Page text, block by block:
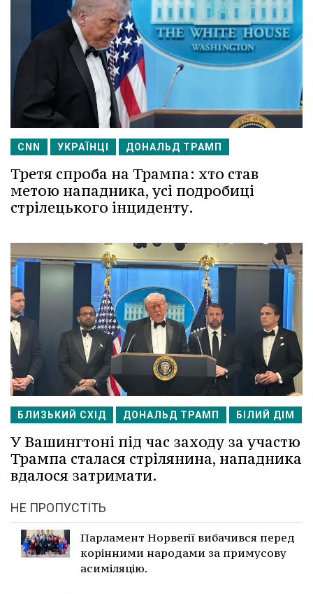
CNN УКРАЇНЦІ ДОНАЛЬД ТРАМП
Третя спроба на Трампа: хто став
метою нападника, усі подробиці
стрілецького інциденту.
БЛИЗЬКИЙ СХІД ДОНАЛЬД ТРАМП БІЛИЙ ДІМ
У Вашингтоні під час заходу за участю
Трампа сталася стрілянина, нападника
вдалося затримати.
НЕ ПРОПУСТІТЬ
Парламент Норвегії вибачився перед
корінними народами за примусову
асиміляцію.